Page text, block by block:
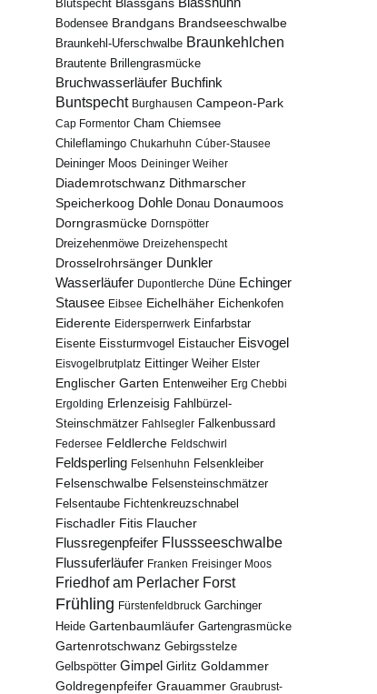
Blutspecht Blässgans
Bodensee Brandgans Brandseeschwalbe
Braunkehl-Uferschwalbe Braunkehlchen
Brautente Brillengrasmücke
Bruchwasserläufer Buchfink
Buntspecht Burghausen Campeon-Park
Cap Formentor Cham Chiemsee
Chileflamingo Chukarhuhn Cúber-Stausee
Deininger Moos Deininger Weiher
Diademrotschwanz Dithmarscher
Speicherkoog Dohle Donau Donaumoos
Dorngrasmücke Dornspötter
Dreizehenmöwe Dreizehenspecht
Drosselrohrsänger Dunkler
Wasserläufer Dupontlerche Düne Echinger
Stausee Eibsee Eichelhäher Eichenkofen
Eiderente Eidersperrwerk Einfarbstar
Eisente Eissturmvogel Eistaucher Eisvogel
Eisvogelbrutplatz Eittinger Weiher Elster
Englischer Garten Entenweiher Erg Chebbi
Ergolding Erlenzeisig Fahlbürzel-
Steinschmätzer Fahlsegler Falkenbussard
Federsee Feldlerche Feldschwirl
Feldsperling Felsenhuhn Felsenkleiber
Felsenschwalbe Felsensteinschmätzer
Felsentaube Fichtenkreuzschnabel
Fischadler Fitis Flaucher
Flussregenpfeifer Flussseeschwalbe
Flussuferläufer Franken Freisinger Moos
Friedhof am Perlacher Forst
Frühling Fürstenfeldbruck Garchinger
Heide Gartenbaumläufer Gartengrasmücke
Gartenrotschwanz Gebirgsstelze
Gelbspötter Gimpel Girlitz Goldammer
Goldregenpfeifer Grauammer Graubrust-